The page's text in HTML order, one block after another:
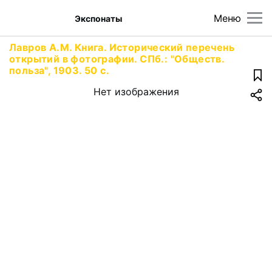
Меню
Экспонаты
Лавров А.М. Книга. Исторический перечень
открытий в фотографии. СПб.: "Обществ.
польза", 1903. 50 с.
Нет изображения